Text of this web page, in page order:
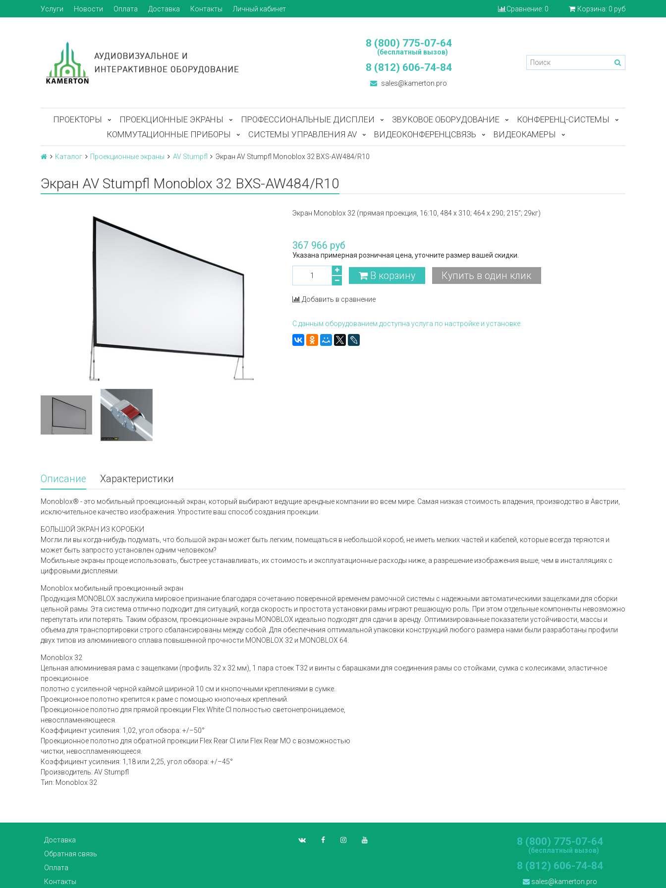
Услуги Новости Оплата Доставка Контакты Личный кабинет Сравнение: 0 Корзина: 0 руб
8 (800) 775-07-64
(бесплатный вызов)
8 (812) 606-74-84
sales@kamerton.pro
ПРОЕКТОРЫ ПРОЕКЦИОННЫЕ ЭКРАНЫ ПРОФЕССИОНАЛЬНЫЕ ДИСПЛЕИ ЗВУКОВОЕ ОБОРУДОВАНИЕ
КОНФЕРЕНЦ-СИСТЕМЫ
КОММУТАЦИОННЫЕ ПРИБОРЫ
СИСТЕМЫ УПРАВЛЕНИЯ AV ВИДЕОКОНФЕРЕНЦСВЯЗЬ ВИДЕОКАМЕРЫ
Каталог Проекционные экраны AV Stumpfl Экран AV Stumpfl Monoblox 32 BXS-AW484/R10
Экран AV Stumpfl Monoblox 32 BXS-AW484/R10
Экран Monoblox 32 (прямая проекция, 16:10, 484 x 310; 464 x 290; 215“; 29кг)
367 966 руб
Указана примерная розничная цена, уточните размер вашей скидки.
В корзину Купить в один клик
Добавить в сравнение
С данным оборудованием доступна услуга по настройке и установке.
Описание Характеристики
Monoblox® - это мобильный проекционный экран, который выбирают ведущие арендные компании во всем мире. Самая низкая стоимость владения, производство в Австрии,
исключительное качество изображения. Упростите ваш способ создания проекции.
БОЛЬШОЙ ЭКРАН ИЗ КОРОБКИ
Могли ли вы когда-нибудь подумать, что большой экран может быть легким, помещаться в небольшой короб, не иметь мелких частей и кабелей, которые всегда теряются и
может быть запросто установлен одним человеком?
Мобильные экраны проще использовать, быстрее устанавливать, их стоимость и эксплуатационные расходы ниже, а разрешение изображения выше, чем в инсталляциях с
цифровыми дисплеями.
Monoblox мобильный проекционный экран
Продукция MONOBLOX заслужила мировое признание благодаря сочетанию поверенной временем рамочной системы с надежными автоматическими защелками для сборки
цельной рамы. Эта система отлично подходит для ситуаций, когда скорость и простота установки рамы играют решающую роль. При этом отдельные компоненты невозможно
перепутать или потерять. Таким образом, проекционные экраны MONOBLOX идеально подходят для сдачи в аренду. Оптимизированные показатели устойчивости, массы и
объема для транспортировки строго сбалансированы между собой. Для обеспечения оптимальной упаковки конструкций любого размера нами были разработаны профили
двух типов из алюминиевого сплава повышенной прочности MONOBLOX 32 и MONOBLOX 64.
Monoblox 32
Цельная алюминиевая рама с защелками (профиль 32 x 32 мм), 1 пара стоек T32 и винты с барашками для соединения рамы со стойками, сумка с колесиками, эластичное
проекционное
полотно с усиленной черной каймой шириной 10 см и кнопочными креплениями в сумке.
Проекционное полотно крепится к раме с помощью кнопочных креплений.
Проекционное полотно для прямой проекции Flex White CI полностью светонепроницаемое,
невоспламеняющееся.
Коэффициент усиления: 1,02, угол обзора: +/–50°
Проекционное полотно для обратной проекции Flex Rear CI или Flex Rear MO с возможностью
чистки, невоспламеняющееся.
Коэффициент усиления: 1,18 или 2,25, угол обзора: +/–45°
Производитель: AV Stumpfl
Тип: Monoblox 32
Доставка
Обратная связь
Оплата
Контакты
8 (800) 775-07-64
(бесплатный вызов)
8 (812) 606-74-84
sales@kamerton.pro